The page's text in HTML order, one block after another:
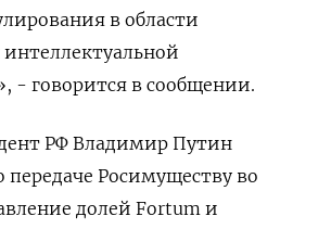
в области
- говорится в сообщении.
РФ Владимир Путин
передаче Росимуществу во
долей Fortum и